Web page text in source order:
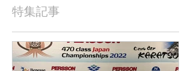
特集記事